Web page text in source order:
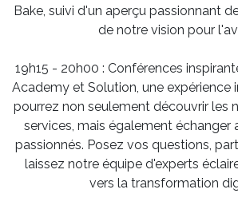
Bake, suivi d'un aperçu passionnant
de notre vision pour
19h15 - 20h00 : Conférences
Academy et Solution, une expérience
pourrez non seulement découvrir les
services, mais également échanger
passionnés. Posez vos questions,
laissez notre équipe d'experts
vers la transformation